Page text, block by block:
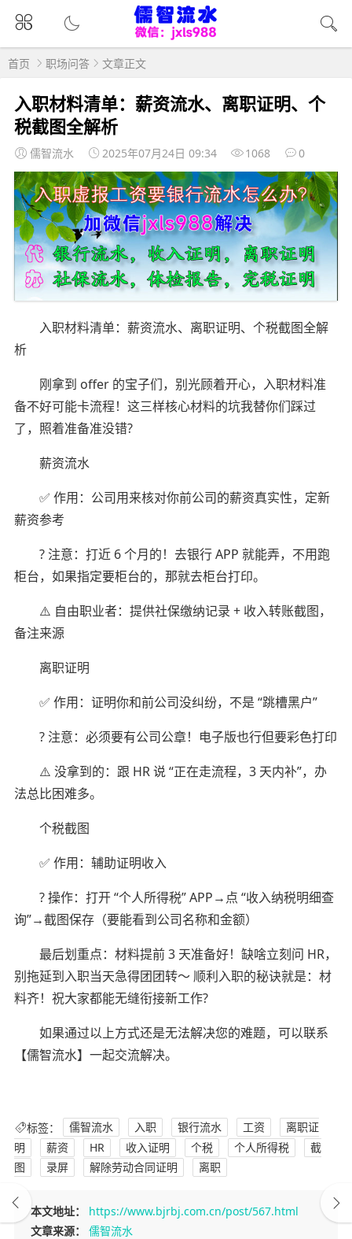
首页 职场问答 文章正文
入职材料清单：薪资流水、离职证明、个
税截图全解析
儒智流水 2025年07月24日 09:34 1068 0
入职材料清单：薪资流水、离职证明、个税截图全解
析
刚拿到 offer 的宝子们，别光顾着开心，入职材料准
备不好可能卡流程！这三样核心材料的坑我替你们踩过
了，照着准备准没错?
薪资流水
✅ 作用：公司用来核对你前公司的薪资真实性，定新
薪资参考
? 注意：打近 6 个月的！去银行 APP 就能弄，不用跑
柜台，如果指定要柜台的，那就去柜台打印。
⚠️ 自由职业者：提供社保缴纳记录 + 收入转账截图，
备注来源
离职证明
✅ 作用：证明你和前公司没纠纷，不是 “跳槽黑户”
? 注意：必须要有公司公章！电子版也行但要彩色打印
⚠️ 没拿到的：跟 HR 说 “正在走流程，3 天内补”，办
法总比困难多。
个税截图
✅ 作用：辅助证明收入
? 操作：打开 “个人所得税” APP→点 “收入纳税明细查
询”→截图保存（要能看到公司名称和金额）
最后划重点：材料提前 3 天准备好！缺啥立刻问 HR，
别拖延到入职当天急得团团转～ 顺利入职的秘诀就是：材
料齐！祝大家都能无缝衔接新工作?
如果通过以上方式还是无法解决您的难题，可以联系
【儒智流水】一起交流解决。
标签： 儒智流水 入职 银行流水 工资
离职证
明
薪资 HR 收入证明 个税 个人所得税
截
图
录屏 解除劳动合同证明 离职
本文地址：
https://www.bjrbj.com.cn/post/567.html
文章来源：
儒智流水